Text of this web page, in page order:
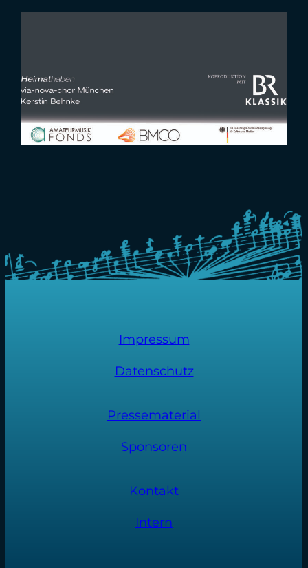
Impressum
Datenschutz
Pressematerial
Sponsoren
Kontakt
Intern